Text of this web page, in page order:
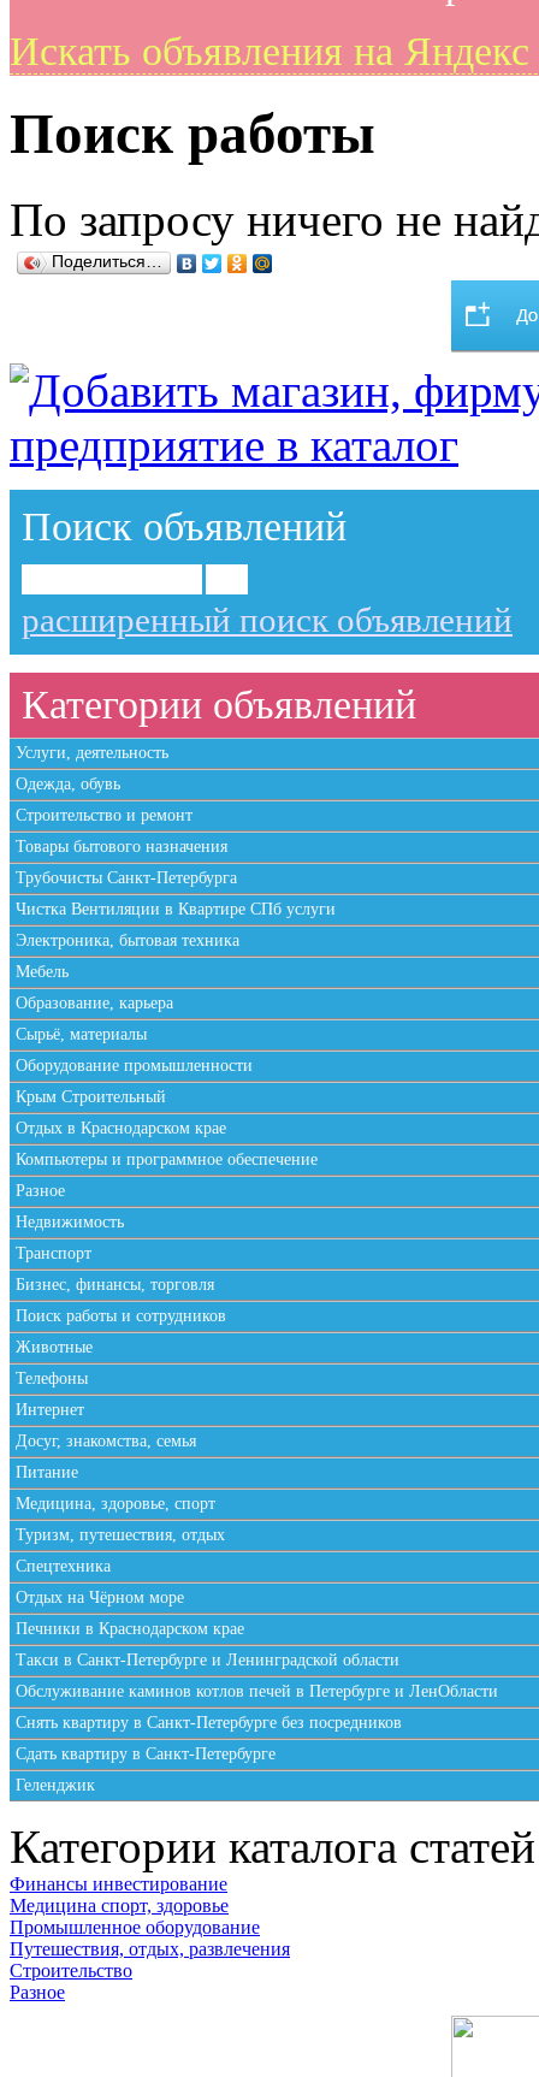
Искать объявления на Яндекс
Поиск работы
По запросу ничего не
Поделиться…
Поиск объявлений
расширенный поиск объявлений
Категории объявлений
Услуги, деятельность
Одежда, обувь
Строительство и ремонт
Товары бытового назначения
Трубочисты Санкт-Петербурга
Чистка Вентиляции в Квартире СПб услуги
Электроника, бытовая техника
Мебель
Образование, карьера
Сырьё, материалы
Оборудование промышленности
Крым Строительный
Отдых в Краснодарском крае
Компьютеры и программное обеспечение
Разное
Недвижимость
Транспорт
Бизнес, финансы, торговля
Поиск работы и сотрудников
Животные
Телефоны
Интернет
Досуг, знакомства, семья
Питание
Медицина, здоровье, спорт
Туризм, путешествия, отдых
Спецтехника
Отдых на Чёрном море
Печники в Краснодарском крае
Такси в Санкт-Петербурге и Ленинградской области
Обслуживание каминов котлов печей в Петербурге и ЛенОбласти
Снять квартиру в Санкт-Петербурге без посредников
Сдать квартиру в Санкт-Петербурге
Геленджик
Категории каталога статей
Финансы инвестирование
Медицина спорт, здоровье
Промышленное оборудование
Путешествия, отдых, развлечения
Строительство
Разное